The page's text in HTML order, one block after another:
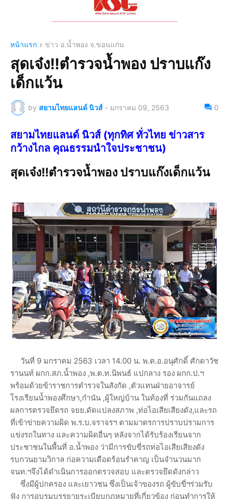
หน้าแรก ข่าว อ.น้ำพอง จ.ขอนแก่น
สุดเจ๋ง!!ตำรวจน้ำพอง ปราบแก๊ง
เด็กแว้น
by สยามไทยแลนด์ นิวส์ - มกราคม 09, 2563 0
สยามไทยแลนด์ นิวส์ (ทุกทิศ ทั่วไทย ข่าวสาร
กว้างไกล คุณธรรมนำใจประชาชน)
สุดเจ๋ง!!ตำรวจน้ำพอง ปราบแก๊งเด็กแว้น
วันที่ 9 มกราคม 2563 เวลา 14.00 น. พ.ต.อ.อนุศักดิ์ ศักดาวัช
รานนท์ ผกก.สภ.น้ำพอง ,พ.ต.ท.นิพนธ์ แปกลาง รอง ผกก.ป.ฯ
พร้อมด้วยข้าราชการตำรวจในสังกัด ,ตัวแทนฝ่ายอาจารย์
โรงเรียนน้ำพองศึกษา,กำนัน ,ผู้ใหญ่บ้าน ในท้องที่ ร่วมกันแถลง
ผลการตรวจยึดรถ จยย.ดัดแปลงสภาพ ,ท่อไอเสียเสียงดัง,และรถ
ที่เข้าข่ายความผิด พ.ร.บ.จราจรฯ ตามมาตรการปราบปรามการ
แข่งรถในทาง และความผิดอื่นๆ หลังจากได้รับร้องเรียนจาก
ประชาชนในพื้นที่ อ.น้ำพอง ว่ามีการขับขี่รถท่อไอเสียเสียงดัง
รบกวนยามวิกาล ก่อความเดือดร้อนรำคาญ เป็นจำนวนมาก
จนท.ฯจึงได้ดำเนินการออกตรวจสอบ และตรวจยึดดังกล่าว
ซึ่งมีผู้ปกครอง และเยาวชน ซึ่งเป็นเจ้าของรถ ผู้ขับขี่ฯร่วมรับ
ฟัง การอบรมบรรยายระเบียบกฏหมายที่เกี่ยวข้อง ก่อนทำการให้